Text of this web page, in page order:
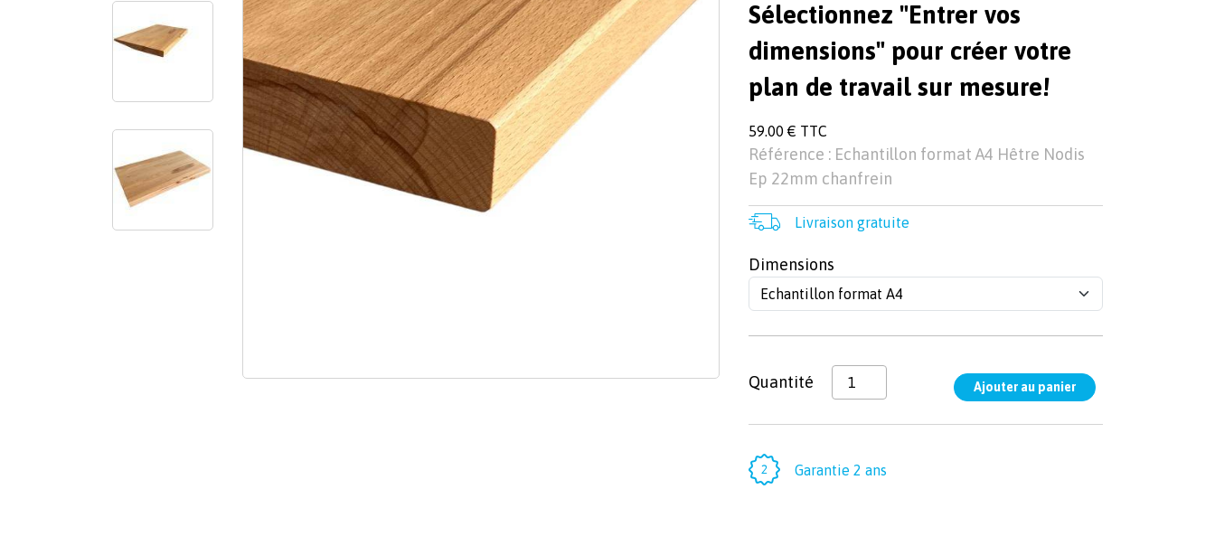
Sélectionnez "Entrer vos
dimensions" pour créer votre
plan de travail sur mesure!
59.00 € TTC
Référence : Echantillon format A4 Hêtre Nodis
Ep 22mm chanfrein
Livraison gratuite
Dimensions
Quantité
Garantie 2 ans